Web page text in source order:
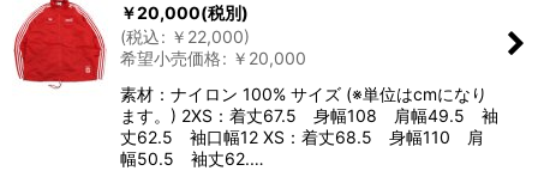
￥20,000(税別)
(税込: ￥ 22,000)
希望小売価格: ￥ 20,000
素材：ナイロン 100% サイズ (※単位はcmになり
ます。) 2XS：着丈67.5 身幅108 肩幅49.5 袖
丈62.5 袖口幅12 XS：着丈68.5 身幅110 肩
幅50.5 袖丈62.…